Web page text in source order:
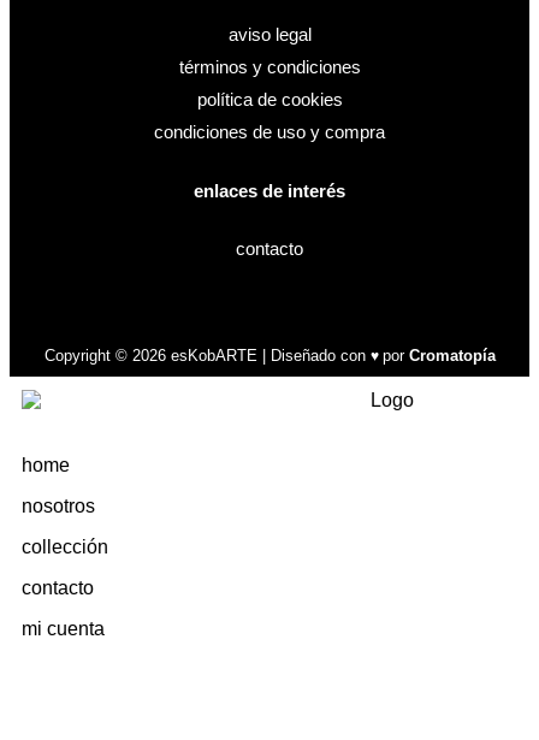
aviso legal
términos y condiciones
política de cookies
condiciones de uso y compra
enlaces de interés
contacto
Copyright © 2026 esKobARTE | Diseñado con ♥ por Cromatopía
home
nosotros
collección
contacto
mi cuenta